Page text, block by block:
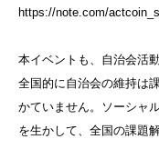
https://note.com/
本イベントも、自治会活
全国的に自治会の維持は
かていません。ソーシャ
を生かして、全国の課題